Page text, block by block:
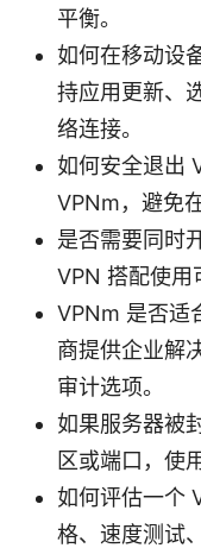
平衡。
如何在移动设
持应用更新、
络连接。
如何安全退出
VPNm，避免
是否需要同时
VPN 搭配使用
VPNm 是否适
商提供企业解
审计选项。
如果服务器被
区或端口，使
如何评估一个
格、速度测试